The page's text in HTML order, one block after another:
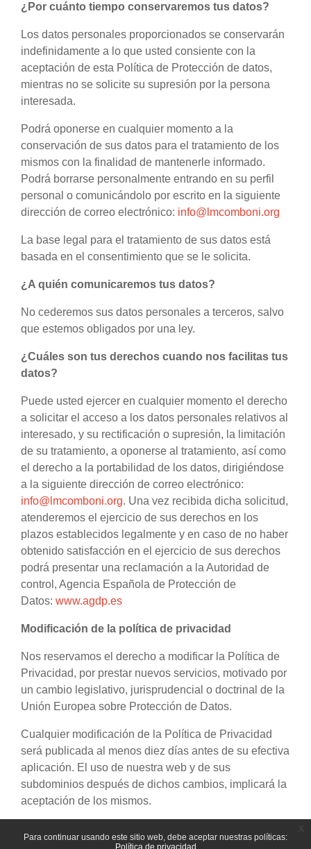
Para continuar usando este sitio web, debe aceptar nuestras políticas:
Política de privacidad
¿Por cuánto tiempo conservaremos tus datos?
Los datos personales proporcionados se conservarán
indefinidamente a lo que usted consiente con la
aceptación de esta Política de Protección de datos,
mientras no se solicite su supresión por la persona
interesada.
Podrá oponerse en cualquier momento a la
conservación de sus datos para el tratamiento de los
mismos con la finalidad de mantenerle informado.
Podrá borrarse personalmente entrando en su perfil
personal o comunicándolo por escrito en la siguiente
dirección de correo electrónico: info@lmcomboni.org
La base legal para el tratamiento de sus datos está
basada en el consentimiento que se le solicita.
¿A quién comunicaremos tus datos?
No cederemos sus datos personales a terceros, salvo
que estemos obligados por una ley.
¿Cuáles son tus derechos cuando nos facilitas tus
datos?
Puede usted ejercer en cualquier momento el derecho
a solicitar el acceso a los datos personales relativos al
interesado, y su rectificación o supresión, la limitación
de su tratamiento, a oponerse al tratamiento, así como
el derecho a la portabilidad de los datos, dirigiéndose
a la siguiente dirección de correo electrónico:
info@lmcomboni.org. Una vez recibida dicha solicitud,
atenderemos el ejercicio de sus derechos en los
plazos establecidos legalmente y en caso de no haber
obtenido satisfacción en el ejercicio de sus derechos
podrá presentar una reclamación a la Autoridad de
control, Agencia Española de Protección de
Datos: www.agdp.es
Modificación de la política de privacidad
Nos reservamos el derecho a modificar la Política de
Privacidad, por prestar nuevos servicios, motivado por
un cambio legislativo, jurisprudencial o doctrinal de la
Unión Europea sobre Protección de Datos.
Cualquier modificación de la Política de Privacidad
será publicada al menos diez días antes de su efectiva
aplicación. El uso de nuestra web y de sus
subdominios después de dichos cambios, implicará la
aceptación de los mismos.